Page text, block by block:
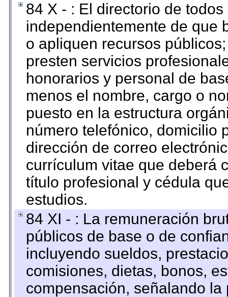
84 X - : El directorio de
independientemente de que
o apliquen recursos
presten servicios
honorarios y personal de
menos el nombre, cargo o
puesto en la estructura
número telefónico, domicilio
dirección de correo
currículum vitae que deberá
título profesional y cédula
estudios.
84 XI - : La remuneración
públicos de base o de
incluyendo sueldos,
comisiones, dietas, bonos,
compensación, señalando